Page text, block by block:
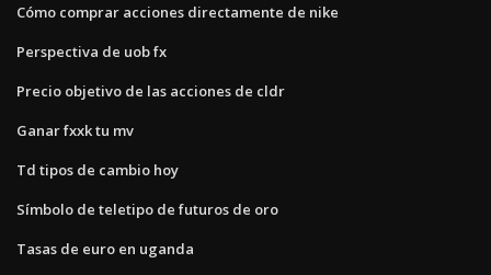
Cómo comprar acciones directamente de nike
Perspectiva de uob fx
Precio objetivo de las acciones de cldr
Ganar fxxk tu mv
Td tipos de cambio hoy
Símbolo de teletipo de futuros de oro
Tasas de euro en uganda